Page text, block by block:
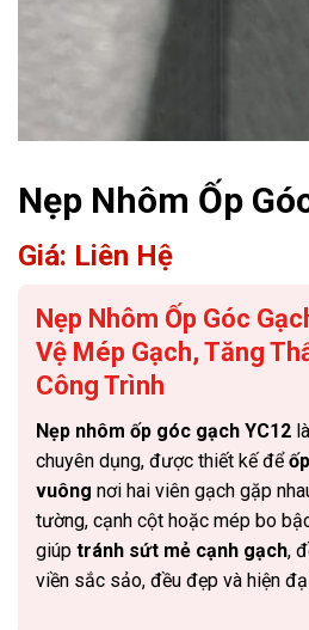
Nẹp Nhôm Ốp
Giá: Liên Hệ
Nẹp Nhôm Ốp Góc
Vệ Mép Gạch, Tăng
Công Trình
Nẹp nhôm ốp góc gạch YC12
chuyên dụng, được thiết kế để
vuông nơi hai viên gạch gặp
tường, cạnh cột hoặc mép bo
giúp tránh sứt mẻ cạnh gạch,
viền sắc sảo, đều đẹp và hiện